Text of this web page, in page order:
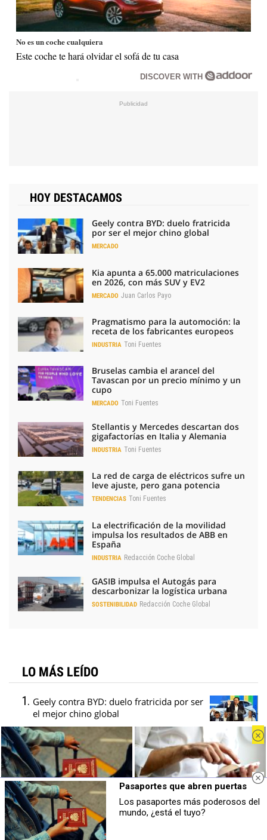
No es un coche cualquiera
Este coche te hará olvidar el sofá de tu casa
DISCOVER WITH
HOY DESTACAMOS
Geely contra BYD: duelo fratricida
por ser el mejor chino global
MERCADO
Kia apunta a 65.000 matriculaciones
en 2026, con más SUV y EV2
MERCADO Juan Carlos Payo
Pragmatismo para la automoción: la
receta de los fabricantes europeos
INDUSTRIA Toni Fuentes
Bruselas cambia el arancel del
Tavascan por un precio mínimo y un
cupo
MERCADO Toni Fuentes
Stellantis y Mercedes descartan dos
gigafactorías en Italia y Alemania
INDUSTRIA Toni Fuentes
La red de carga de eléctricos sufre un
leve ajuste, pero gana potencia
TENDENCIAS Toni Fuentes
La electrificación de la movilidad
impulsa los resultados de ABB en
España
INDUSTRIA Redacción Coche Global
GASIB impulsa el Autogás para
descarbonizar la logística urbana
SOSTENIBILIDAD Redacción Coche Global
LO MÁS LEÍDO
Geely contra BYD: duelo fratricida por ser
el mejor chino global
Kia apunta a 65.000 matriculaciones en
2026, con más SUV y EV2
Pragmatismo para la automoción: la
receta de los fabricantes europeos
Bruselas cambia el arancel del Tavascan
por un precio mínimo y un cupo
Stellantis y Mercedes descartan dos
Pasaportes que abren puertas
Los pasaportes más poderosos del
mundo, ¿está el tuyo?
No creerás estas apps
¿Sabías que estas apps existen y son
Pasaportes que abren puertas
Los pasaportes más poderosos del
mundo, ¿está el tuyo?